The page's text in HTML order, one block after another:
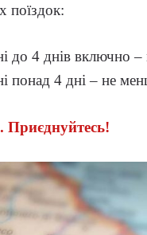
поїздок:
до 4 днів включно
понад 4 дні – не